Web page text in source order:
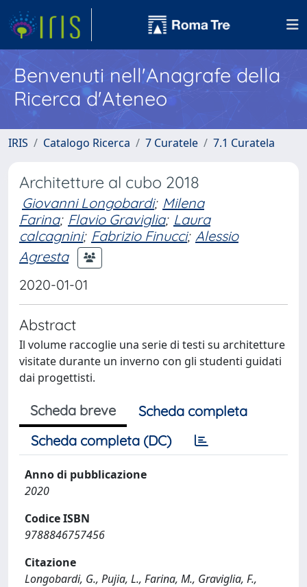
Benvenuti nell'Anagrafe della
Ricerca d'Ateneo
IRIS Catalogo Ricerca 7 Curatele 7.1 Curatela
Architetture al cubo 2018
Giovanni Longobardi; Milena
Farina; Flavio Graviglia; Laura
calcagnini; Fabrizio Finucci; Alessio
Agresta
2020-01-01
Abstract
Il volume raccoglie una serie di testi su architetture
visitate durante un inverno con gli studenti guidati
dai progettisti.
Scheda breve
Scheda completa
Scheda completa (DC)
Anno di pubblicazione
2020
Codice ISBN
9788846757456
Citazione
Longobardi, G., Pujia, L., Farina, M., Graviglia, F.,